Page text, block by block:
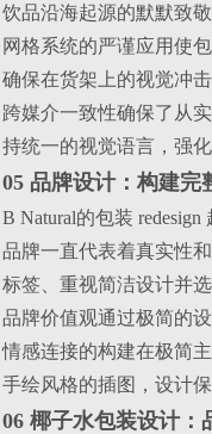
饮品沿海起源的默默致敬
网格系统的严谨应用使
确保在货架上的视觉冲
跨媒介一致性确保了从
持统一的视觉语言，强
05 品牌设计：构建完
B Natural的包装
品牌一直代表着真实性
标签、重视简洁设计并选
品牌价值观通过极简的
情感连接的构建在极简
手绘风格的插图，设计
06 椰子水包装设计：